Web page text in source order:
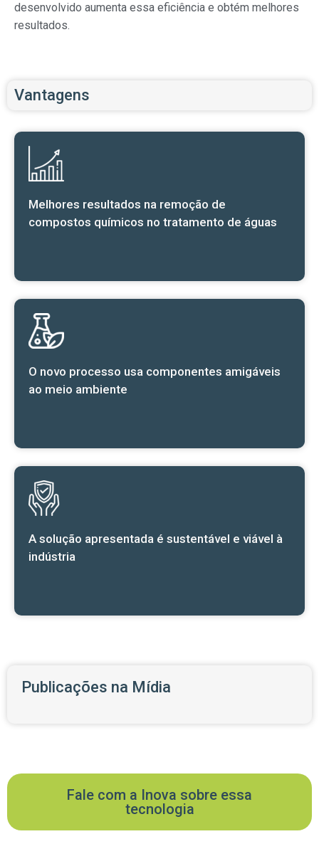
desenvolvido aumenta essa eficiência e obtém melhores
resultados.
Vantagens
Melhores resultados na remoção de
compostos químicos no tratamento de águas
O novo processo usa componentes amigáveis
ao meio ambiente
A solução apresentada é sustentável e viável à
indústria
Publicações na Mídia
Fale com a Inova sobre essa
tecnologia